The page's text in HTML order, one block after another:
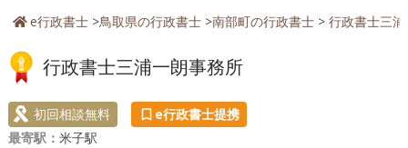
e行政書士>鳥取県の行政書士>南部町の行政書士> 行政書士三
行政書士三浦一朗事務所
初回相談無料
e行政書士提携
最寄駅： 米子駅